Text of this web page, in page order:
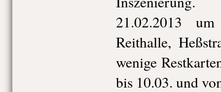
21.02.2013
Reithalle,
wenige
bis 10.03. und